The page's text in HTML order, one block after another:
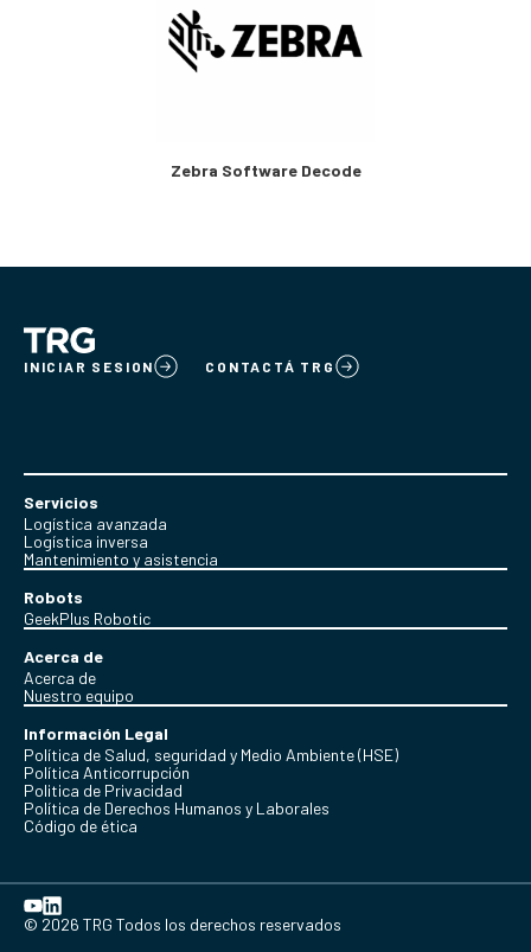
Zebra Software Decode
INICIAR SESION CONTACTÁ TRG
Servicios
Logística avanzada
Logística inversa
Mantenimiento y asistencia
Robots
GeekPlus Robotic
Acerca de
Acerca de
Nuestro equipo
Información Legal
Política de Salud, seguridad y Medio Ambiente (HSE)
Política Anticorrupción
Politica de Privacidad
Política de Derechos Humanos y Laborales
Código de ética
© 2026 TRG Todos los derechos reservados